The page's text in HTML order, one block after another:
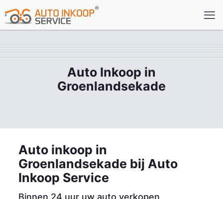
Auto Inkoop in
Groenlandsekade
Auto inkoop in
Groenlandsekade bij Auto
Inkoop Service
Binnen 24 uur uw auto verkopen